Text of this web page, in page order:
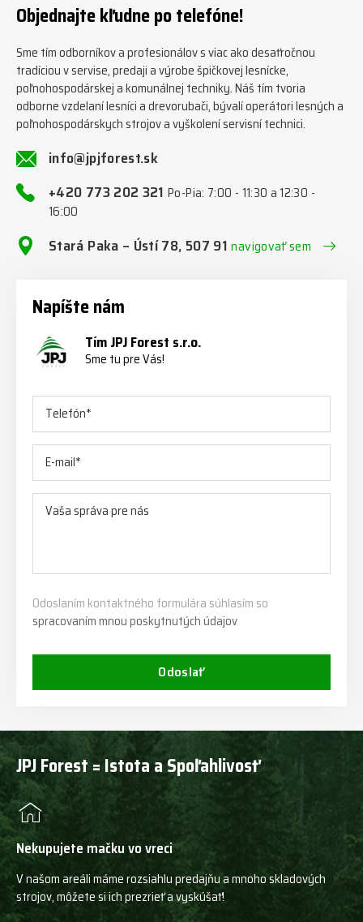
#firewoodproduction
#firewood #deitmer
Objednajte kľudne po telefóne!
Sme tím odborníkov a profesionálov s viac ako desaťročnou
tradíciou v servise, predaji a výrobe špičkovej lesnícke,
poľnohospodárskej a komunálnej techniky. Náš tím tvoria
odborne vzdelaní lesníci a drevorubači, bývalí operátori lesných a
poľnohospodárskych strojov a vyškolení servisní technici.
info@jpjforest.sk
+420 773 202 321Po-Pia: 7:00 - 11:30 a 12:30 -
16:00
Stará Paka – Ústí 78, 507 91navigovať sem
Napíšte nám
Tím JPJ Forest s.r.o.
Sme tu pre Vás!
Odoslaním kontaktného formulára súhlasím so
spracovaním mnou poskytnutých údajov
Odoslať
JPJ Forest = Istota a Spoľahlivosť
Nekupujete mačku vo vreci
V našom areáli máme rozsiahlu predajňu a mnoho skladových
strojov, môžete si ich prezrieť a vyskúšať!